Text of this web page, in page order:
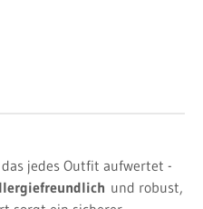
jedes Outfit aufwertet -
und robust,